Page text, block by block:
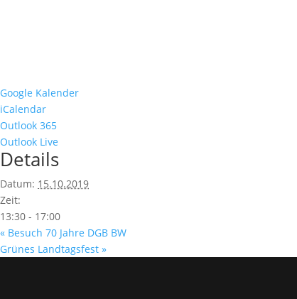
Google Kalender
iCalendar
Outlook 365
Outlook Live
Details
Datum: 15.10.2019
Zeit:
13:30 - 17:00
« Besuch 70 Jahre DGB BW
Grünes Landtagsfest »